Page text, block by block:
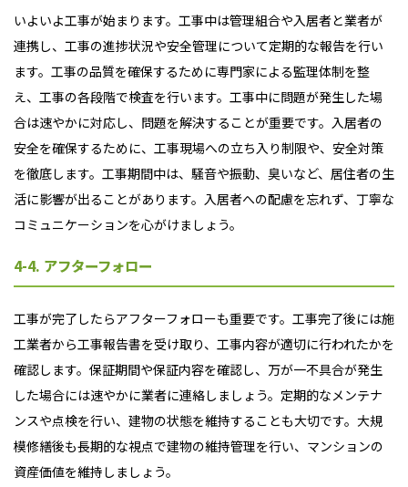
いよいよ工事が始まります。工事中は管理組合や入居者と業者が
連携し、工事の進捗状況や安全管理について定期的な報告を行い
ます。工事の品質を確保するために専門家による監理体制を整
え、工事の各段階で検査を行います。工事中に問題が発生した場
合は速やかに対応し、問題を解決することが重要です。入居者の
安全を確保するために、工事現場への立ち入り制限や、安全対策
を徹底します。工事期間中は、騒音や振動、臭いなど、居住者の生
活に影響が出ることがあります。入居者への配慮を忘れず、丁寧な
コミュニケーションを心がけましょう。
4-4. アフターフォロー
工事が完了したらアフターフォローも重要です。工事完了後には施
工業者から工事報告書を受け取り、工事内容が適切に行われたかを
確認します。保証期間や保証内容を確認し、万が一不具合が発生
した場合には速やかに業者に連絡しましょう。定期的なメンテナ
ンスや点検を行い、建物の状態を維持することも大切です。大規
模修繕後も長期的な視点で建物の維持管理を行い、マンションの
資産価値を維持しましょう。